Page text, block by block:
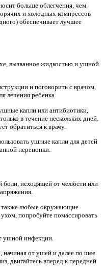
больше облегчения, чем
и холодных компрессов
обеспечивает лучшее
вызванное жидкостью и ушной
и поговорить с врачом,
лечения ребенка.
капли или антибиотики,
в течение нескольких дней.
обратиться к врачу.
ушные капли для детей
перепонки.
исходящей от челюсти или
также любые окружающие
попробуйте помассировать
ушной инфекции.
от ушей и далее по шее.
двигайтесь вперед к передней